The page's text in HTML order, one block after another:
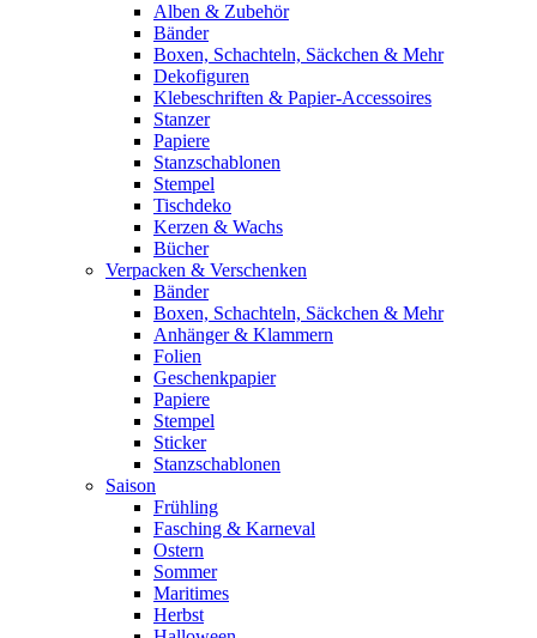
Alben & Zubehör
Bänder
Boxen, Schachteln, Säckchen & Mehr
Dekofiguren
Klebeschriften & Papier-Accessoires
Stanzer
Papiere
Stanzschablonen
Stempel
Tischdeko
Kerzen & Wachs
Bücher
Verpacken & Verschenken
Bänder
Boxen, Schachteln, Säckchen & Mehr
Anhänger & Klammern
Folien
Geschenkpapier
Papiere
Stempel
Sticker
Stanzschablonen
Saison
Frühling
Fasching & Karneval
Ostern
Sommer
Maritimes
Herbst